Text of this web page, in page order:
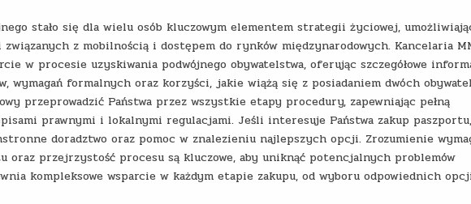
stało się dla wielu osób kluczowym elementem strategii życiowej,
z mobilnością i dostępem do rynków międzynarodowych. Kancelaria
w procesie uzyskiwania podwójnego obywatelstwa, oferując szczegółowe
wymagań formalnych oraz korzyści, jakie wiążą się z posiadaniem dwóch
przeprowadzić Państwa przez wszystkie etapy procedury, zapewniając pełną
prawnymi i lokalnymi regulacjami. Jeśli interesuje Państwa zakup paszportu,
doradztwo oraz pomoc w znalezieniu najlepszych opcji. Zrozumienie
oraz przejrzystość procesu są kluczowe, aby uniknąć potencjalnych problemów
kompleksowe wsparcie w każdym etapie zakupu, od wyboru odpowiednich